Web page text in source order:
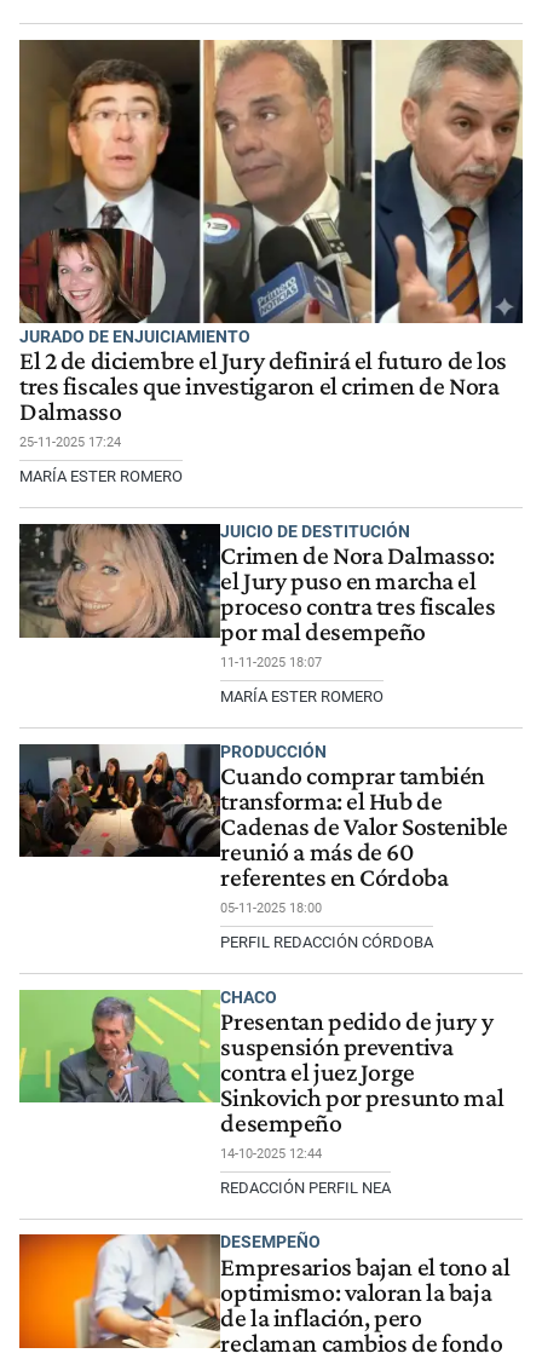
JURADO DE ENJUICIAMIENTO
El 2 de diciembre el Jury definirá el futuro de los
tres fiscales que investigaron el crimen de Nora
Dalmasso
25-11-2025 17:24
MARÍA ESTER ROMERO
JUICIO DE DESTITUCIÓN
Crimen de Nora Dalmasso:
el Jury puso en marcha el
proceso contra tres fiscales
por mal desempeño
11-11-2025 18:07
MARÍA ESTER ROMERO
PRODUCCIÓN
Cuando comprar también
transforma: el Hub de
Cadenas de Valor Sostenible
reunió a más de 60
referentes en Córdoba
05-11-2025 18:00
PERFIL REDACCIÓN CÓRDOBA
CHACO
Presentan pedido de jury y
suspensión preventiva
contra el juez Jorge
Sinkovich por presunto mal
desempeño
14-10-2025 12:44
REDACCIÓN PERFIL NEA
DESEMPEÑO
Empresarios bajan el tono al
optimismo: valoran la baja
de la inflación, pero
reclaman cambios de fondo